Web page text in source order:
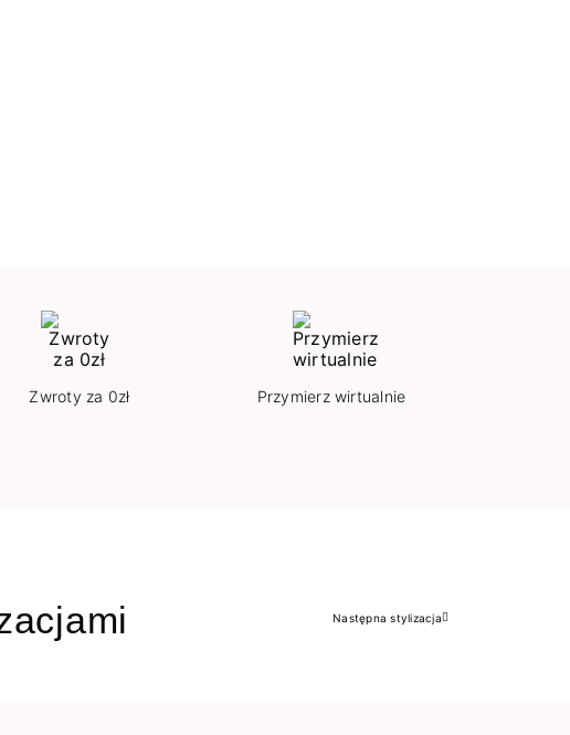
Zwroty za 0zł Przymierz wirtualnie
Następny
Następna stylizacja